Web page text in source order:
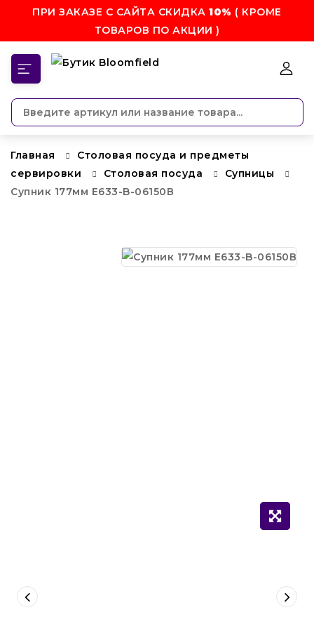
ПРИ ЗАКАЗЕ С САЙТА СКИДКА10% ( КРОМЕ
ТОВАРОВ ПО АКЦИИ )
Главная
Столовая посуда и предметы
сервировки
Столовая посуда
Супницы
Супник 177мм E633-B-06150В